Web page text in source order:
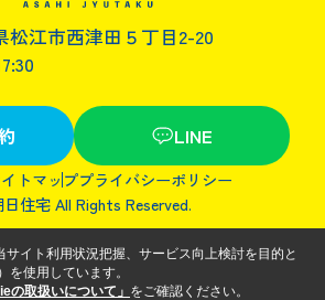
松江市西津田５丁目2-20
LINE
トマッププライバシーポリシー
住宅 All Rights Reserved.
サイト利用状況把握、サービス向上検討を目的と
を使用しています。
の取扱いについて」 をご確認ください。